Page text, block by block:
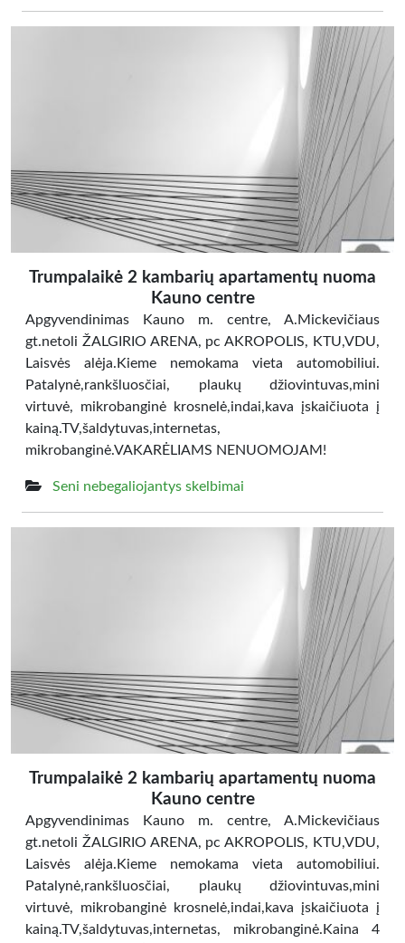
Trumpalaikė 2 kambarių apartamentų nuoma
Kauno centre
Apgyvendinimas Kauno m. centre, A.Mickevičiaus
gt.netoli ŽALGIRIO ARENA, pc AKROPOLIS, KTU,VDU,
Laisvės alėja.Kieme nemokama vieta automobiliui.
Patalynė,rankšluosčiai, plaukų džiovintuvas,mini
virtuvė, mikrobanginė krosnelė,indai,kava įskaičiuota į
kainą.TV,šaldytuvas,internetas,
mikrobanginė.VAKARĖLIAMS NENUOMOJAM!
Seni nebegaliojantys skelbimai
Trumpalaikė 2 kambarių apartamentų nuoma
Kauno centre
Apgyvendinimas Kauno m. centre, A.Mickevičiaus
gt.netoli ŽALGIRIO ARENA, pc AKROPOLIS, KTU,VDU,
Laisvės alėja.Kieme nemokama vieta automobiliui.
Patalynė,rankšluosčiai, plaukų džiovintuvas,mini
virtuvė, mikrobanginė krosnelė,indai,kava įskaičiuota į
kainą.TV,šaldytuvas,internetas, mikrobanginė.Kaina 4